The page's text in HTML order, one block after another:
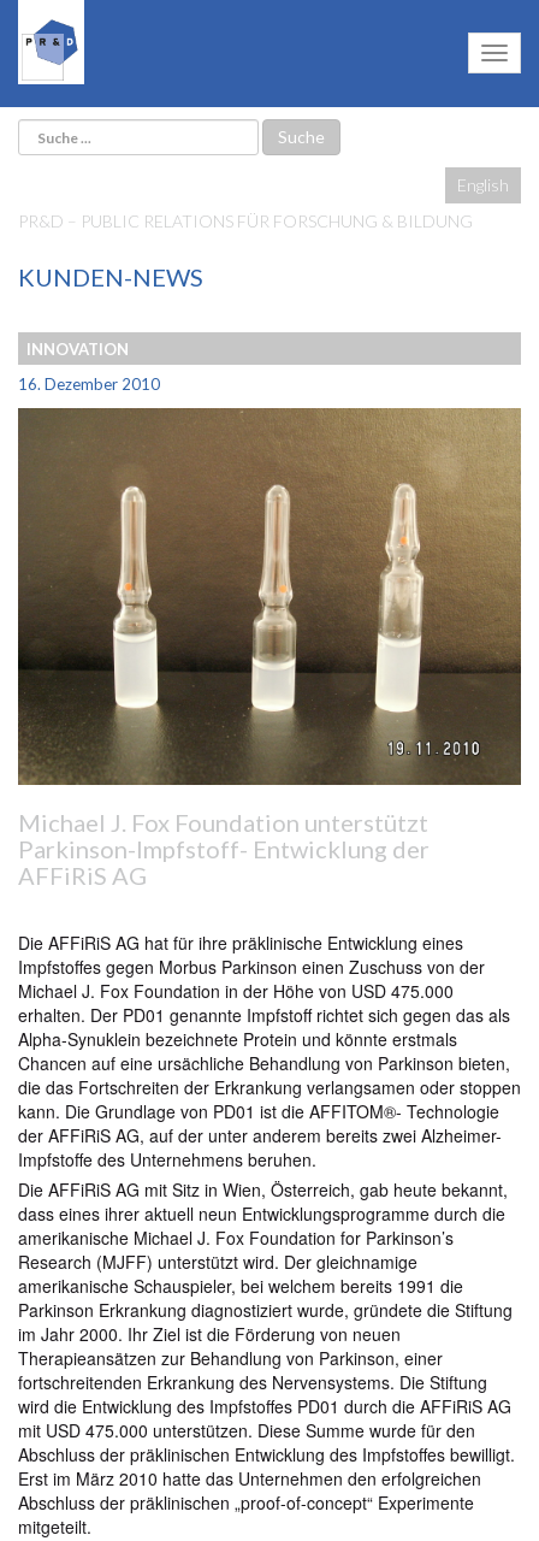
English
PR&D – PUBLIC RELATIONS FÜR FORSCHUNG & BILDUNG
KUNDEN-NEWS
INNOVATION
16. Dezember 2010
Michael J. Fox Foundation unterstützt
Parkinson-Impfstoff- Entwicklung der
AFFiRiS AG
Die AFFiRiS AG hat für ihre präklinische Entwicklung eines
Impfstoffes gegen Morbus Parkinson einen Zuschuss von der
Michael J. Fox Foundation in der Höhe von USD 475.000
erhalten. Der PD01 genannte Impfstoff richtet sich gegen das als
Alpha-Synuklein bezeichnete Protein und könnte erstmals
Chancen auf eine ursächliche Behandlung von Parkinson bieten,
die das Fortschreiten der Erkrankung verlangsamen oder stoppen
kann. Die Grundlage von PD01 ist die AFFITOM®- Technologie
der AFFiRiS AG, auf der unter anderem bereits zwei Alzheimer-
Impfstoffe des Unternehmens beruhen.
Die AFFiRiS AG mit Sitz in Wien, Österreich, gab heute bekannt,
dass eines ihrer aktuell neun Entwicklungsprogramme durch die
amerikanische Michael J. Fox Foundation for Parkinson’s
Research (MJFF) unterstützt wird. Der gleichnamige
amerikanische Schauspieler, bei welchem bereits 1991 die
Parkinson Erkrankung diagnostiziert wurde, gründete die Stiftung
im Jahr 2000. Ihr Ziel ist die Förderung von neuen
Therapieansätzen zur Behandlung von Parkinson, einer
fortschreitenden Erkrankung des Nervensystems. Die Stiftung
wird die Entwicklung des Impfstoffes PD01 durch die AFFiRiS AG
mit USD 475.000 unterstützen. Diese Summe wurde für den
Abschluss der präklinischen Entwicklung des Impfstoffes bewilligt.
Erst im März 2010 hatte das Unternehmen den erfolgreichen
Abschluss der präklinischen „proof-of-concept“ Experimente
mitgeteilt.